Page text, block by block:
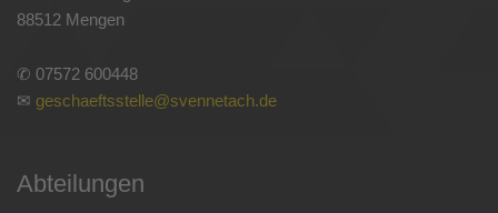
88512 Mengen
✆ 07572 600448
✉ geschaeftsstelle@svennetach.de
Abteilungen